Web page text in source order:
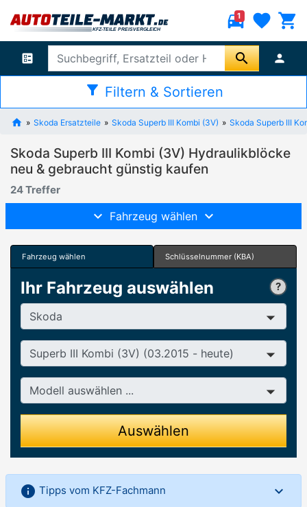
directions_car
1 favorite shopping_cart
ballot search person
filter_alt Filtern & Sortieren
Skoda Ersatzteile Skoda Superb III Kombi (3V) Skoda Superb III
Skoda Superb III Kombi (3V) Hydraulikblöcke
neu & gebraucht günstig kaufen
24 Treffer
Fahrzeug wählen
Fahrzeug wählen Schlüsselnummer (KBA)
Ihr Fahrzeug auswählen
Hersteller
Baureihe
Modell
Auswählen
info Tipps vom KFZ-Fachmann